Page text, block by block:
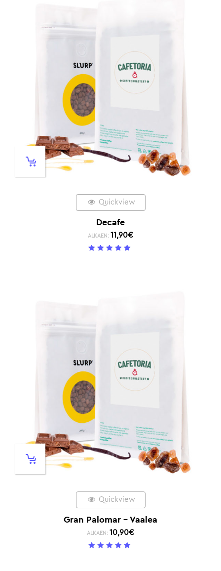
Quickview
Decafe
ALKAEN: 11,90€
Quickview
Gran Palomar – Vaalea
ALKAEN: 10,90€